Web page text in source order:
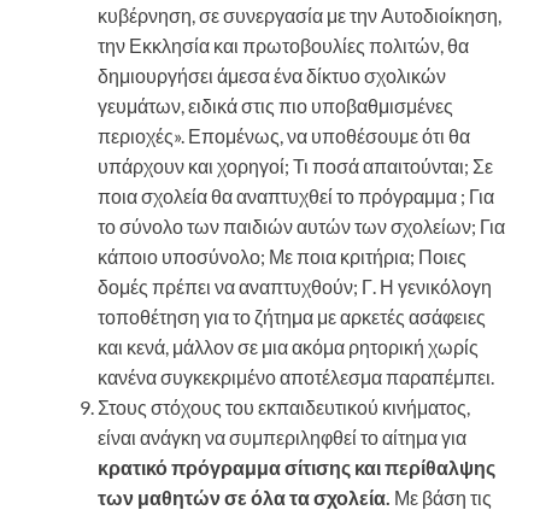
κυβέρνηση, σε συνεργασία με την Αυτοδιοίκηση,
την Εκκλησία και πρωτοβουλίες πολιτών, θα
δημιουργήσει άμεσα ένα δίκτυο σχολικών
γευμάτων, ειδικά στις πιο υποβαθμισμένες
περιοχές». Επομένως, να υποθέσουμε ότι θα
υπάρχουν και χορηγοί; Τι ποσά απαιτούνται; Σε
ποια σχολεία θα αναπτυχθεί το πρόγραμμα ; Για
το σύνολο των παιδιών αυτών των σχολείων; Για
κάποιο υποσύνολο; Με ποια κριτήρια; Ποιες
δομές πρέπει να αναπτυχθούν; Γ. Η γενικόλογη
τοποθέτηση για το ζήτημα με αρκετές ασάφειες
και κενά, μάλλον σε μια ακόμα ρητορική χωρίς
κανένα συγκεκριμένο αποτέλεσμα παραπέμπει.
Στους στόχους του εκπαιδευτικού κινήματος,
είναι ανάγκη να συμπεριληφθεί το αίτημα για
κρατικό πρόγραμμα σίτισης και περίθαλψης
των μαθητών σε όλα τα σχολεία. Με βάση τις